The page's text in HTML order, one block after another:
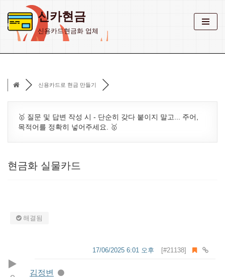
콘
너
신카현금
신용카드현금화 업체
신용카드로 현금 만들기
🥇 질문 및 답변 작성 시 - 단순히 갖다 붙이지 말고... 주어,
목적어를 정확히 넣어주세요. 🥇
현금화 실물카드
해결됨
[#21138]
17/06/2025 6:01 오후
김정변